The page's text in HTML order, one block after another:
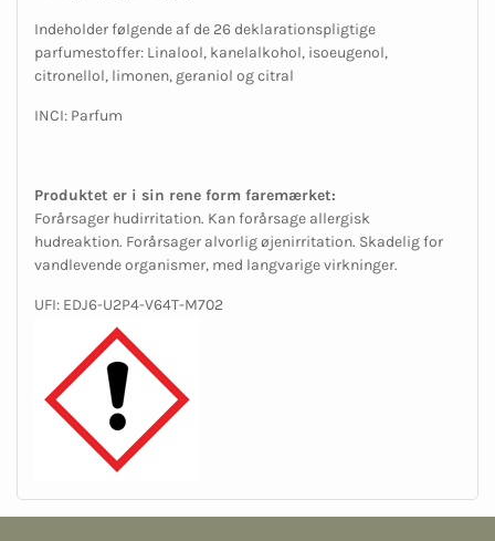
Indeholder følgende af de 26 deklarationspligtige
parfumestoffer: Linalool, kanelalkohol, isoeugenol,
citronellol, limonen, geraniol og citral
INCI: Parfum
Produktet er i sin rene form faremærket:
Forårsager hudirritation. Kan forårsage allergisk
hudreaktion. Forårsager alvorlig øjenirritation. Skadelig for
vandlevende organismer, med langvarige virkninger.
UFI: EDJ6-U2P4-V64T-M702